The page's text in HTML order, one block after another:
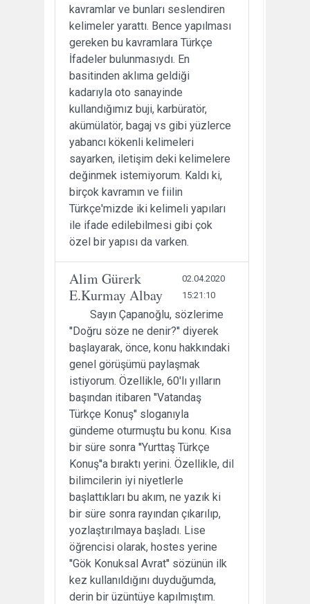
kavramlar ve bunları seslendiren
kelimeler yarattı. Bence yapılması
gereken bu kavramlara Türkçe
İfadeler bulunmasıydı. En
basitinden aklıma geldiği
kadarıyla oto sanayinde
kullandığımız buji, karbüratör,
akümülatör, bagaj vs gibi yüzlerce
yabancı kökenli kelimeleri
sayarken, iletişim deki kelimelere
değinmek istemiyorum. Kaldı ki,
birçok kavramın ve fiilin
Türkçe'mizde iki kelimeli yapıları
ile ifade edilebilmesi gibi çok
özel bir yapısı da varken.
Alim Gürerk
E.Kurmay Albay
02.04.2020
15:21:10
Sayın Çapanoğlu, sözlerime
''Doğru söze ne denir?'' diyerek
başlayarak, önce, konu hakkındaki
genel görüşümü paylaşmak
istiyorum. Özellikle, 60'lı yılların
başından itibaren ''Vatandaş
Türkçe Konuş'' sloganıyla
gündeme oturmuştu bu konu. Kısa
bir süre sonra ''Yurttaş Türkçe
Konuş''a bıraktı yerini. Özellikle, dil
bilimcilerin iyi niyetlerle
başlattıkları bu akım, ne yazık ki
bir süre sonra rayından çıkarılıp,
yozlaştırılmaya başladı. Lise
öğrencisi olarak, hostes yerine
''Gök Konuksal Avrat'' sözünün ilk
kez kullanıldığını duyduğumda,
derin bir üzüntüye kapılmıştım.